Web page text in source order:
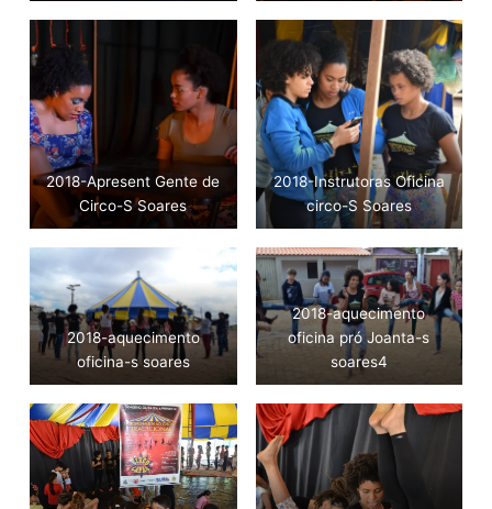
2018-Apresent Gente de
Circo-S Soares
2018-Instrutoras Oficina
circo-S Soares
2018-aquecimento
oficina-s soares
2018-aquecimento
oficina pró Joanta-s
soares4